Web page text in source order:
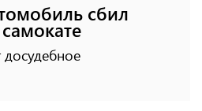
сбил